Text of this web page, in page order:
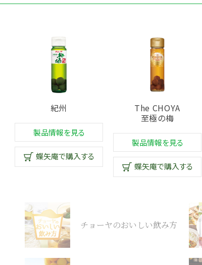
紀州
製品情報を見る
蝶矢庵で購入する
The CHOYA
至極の梅
製品情報を見る
蝶矢庵で購入する
チョーヤのおいしい飲み方